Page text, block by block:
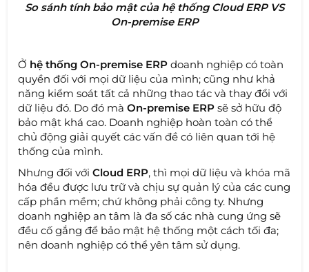
So sánh tính bảo mật của hệ thống Cloud ERP VS
On-premise ERP
Ở hệ thống On-premise ERP doanh nghiệp có toàn
quyền đối với mọi dữ liệu của mình; cũng như khả
năng kiểm soát tất cả những thao tác và thay đổi với
dữ liệu đó. Do đó màOn-premise ERP sẽ sở hữu độ
bảo mật khá cao. Doanh nghiệp hoàn toàn có thể
chủ động giải quyết các vấn đề có liên quan tới hệ
thống của mình.
Nhưng đối vớiCloud ERP, thì mọi dữ liệu và khóa mã
hóa đều được lưu trữ và chịu sự quản lý của các cung
cấp phần mềm; chứ không phải công ty. Nhưng
doanh nghiệp an tâm là đa số các nhà cung ứng sẽ
đều cố gắng để bảo mật hệ thống một cách tối đa;
nên doanh nghiệp có thể yên tâm sử dụng.